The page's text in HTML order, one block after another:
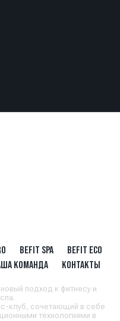
BEFIT SPA
BEFIT ECO
КОМАНДА КОНТАКТЫ
подход к фитнесу и
клуб, сочетающий в себе
технологиями в